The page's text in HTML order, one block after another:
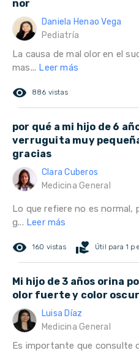
nor
Daniela Henao Vega
Pediatría
La causa de mal olor en el
mas... Leer más
remove_red_eye 886 vistas
por qué a mi hijo de 6
verruguita muy
gracias
Clara Cuberos
Medicina General
Lo que refiere no es
g... Leer más
remove_red_eye 160 vistas volunteer_activism Útil para 1
Mi hijo de 3 años orina
olor fuerte y color
Luisa Díaz
Medicina General
Es importante que consulte